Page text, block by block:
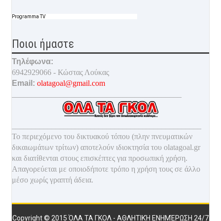
Programma TV
Ποιοι ήμαστε
Τηλέφωνα:
6942929066 - Κώστας Λούκας
Email: olatagoal@gmail.com
Το περιεχόμενο του δικτυακού τόπου (πλην πνευματικών
δικαιωμάτων τρίτων) αποτελούν ιδιοκτησία του olatagoal.gr
και διατίθενται στους επισκέπτες για προσωπική χρήση.
Απαγορεύεται με οποιοδήποτε τρόπο η χρήση τους σε άλλο
μέσο χωρίς γραπτή άδεια.
Copyright © 2015 ΌΛΑ ΤΑ ΓΚΟΛ - ΑΘΛΗΤΙΚΉ ΕΝΗΜΈΡΩΣΗ 24/7